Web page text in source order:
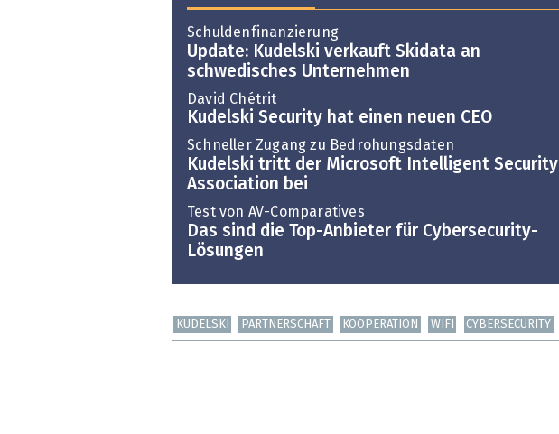
Schuldenfinanzierung
Update: Kudelski verkauft Skidata an
schwedisches Unternehmen
David Chétrit
Kudelski Security hat einen neuen CEO
Schneller Zugang zu Bedrohungsdaten
Kudelski tritt der Microsoft Intelligent Security
Association bei
Test von AV-Comparatives
Das sind die Top-Anbieter für Cybersecurity-
Lösungen
KUDELSKI PARTNERSCHAFT KOOPERATION WIFI CYBERSECURITY